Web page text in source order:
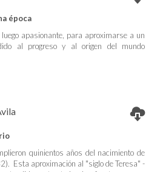
época
apasionante, para aproximarse a un
al progreso y al origen del mundo
quinientos años del nacimiento de
Esta aproximación al "siglo de Teresa" -